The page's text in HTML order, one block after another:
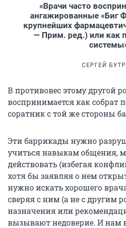
«Врачи часто
ангажированные «Биг
крупнейших
— Прим. ред.) или как
СЕРГЕЙ
В противовес этому другой
воспринимается как собрат
соратник с той же стороны
Эти баррикады нужно
учиться навыкам общения,
действовать (избегая
хотя бы заявляя о нем
нужно искать хорошего
сверяя с ним (а не с другим
назначения или
вызывают недоверие. И нам